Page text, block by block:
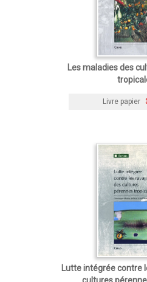
Les maladies des
Livre papier
Lutte intégrée contre